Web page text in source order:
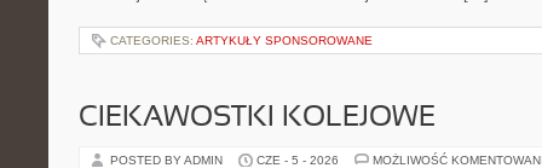
CATEGORIES: ARTYKUŁY SPONSOROWANE
CIEKAWOSTKI KOLEJOWE
POSTED BY ADMIN CZE - 5 - 2026 MOŻLIWOŚĆ